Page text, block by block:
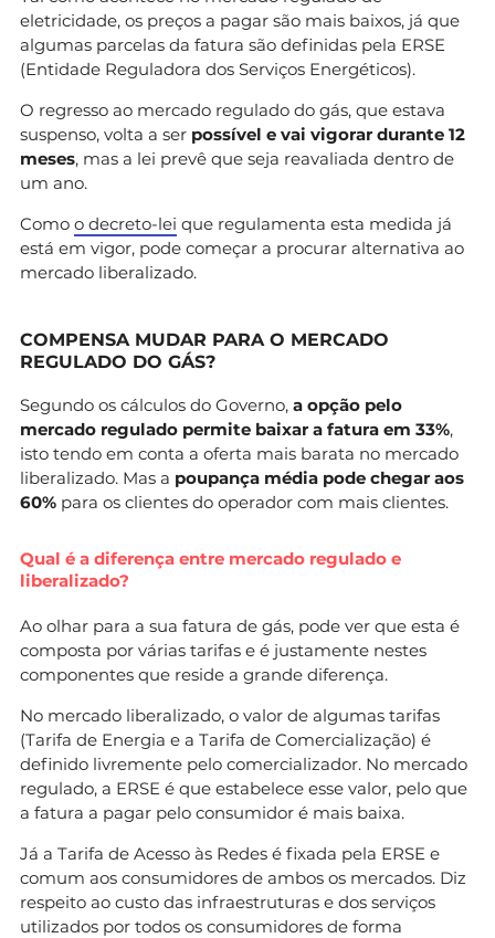
eletricidade, os preços a pagar são mais baixos, já que
algumas parcelas da fatura são definidas pela ERSE
(Entidade Reguladora dos Serviços Energéticos).
O regresso ao mercado regulado do gás, que estava
suspenso, volta a ser possível e vai vigorar durante 12
meses, mas a lei prevê que seja reavaliada dentro de
um ano.
Como o decreto-lei que regulamenta esta medida já
está em vigor, pode começar a procurar alternativa ao
mercado liberalizado.
COMPENSA MUDAR PARA O MERCADO
REGULADO DO GÁS?
Segundo os cálculos do Governo, a opção pelo
mercado regulado permite baixar a fatura em 33%,
isto tendo em conta a oferta mais barata no mercado
liberalizado. Mas a poupança média pode chegar aos
60% para os clientes do operador com mais clientes.
Qual é a diferença entre mercado regulado e
liberalizado?
Ao olhar para a sua fatura de gás, pode ver que esta é
composta por várias tarifas e é justamente nestes
componentes que reside a grande diferença.
No mercado liberalizado, o valor de algumas tarifas
(Tarifa de Energia e a Tarifa de Comercialização) é
definido livremente pelo comercializador. No mercado
regulado, a ERSE é que estabelece esse valor, pelo que
a fatura a pagar pelo consumidor é mais baixa.
Já a Tarifa de Acesso às Redes é fixada pela ERSE e
comum aos consumidores de ambos os mercados. Diz
respeito ao custo das infraestruturas e dos serviços
utilizados por todos os consumidores de forma